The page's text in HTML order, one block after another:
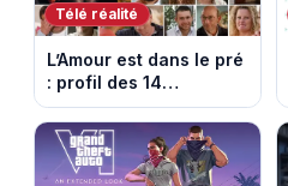
Télé réalité
L’Amour est dans le pré
: profil des 14
agriculteurs, speed
dating inédit et de
nouvelles histoires
d’amour